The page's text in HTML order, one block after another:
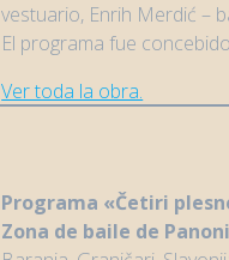
vestuario, Enrih Merdić –
El programa fue
Ver toda la obra.
Programa «Četiri
Zona de baile de